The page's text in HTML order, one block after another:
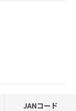
JANコード